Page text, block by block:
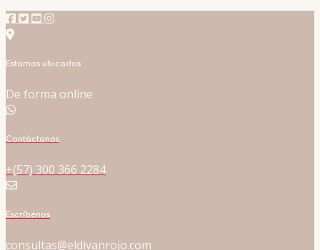
Estamos ubicados
De forma online
Contáctanos
+(57) 300 366 2284
Escríbenos
consultas@eldivanrojo.com